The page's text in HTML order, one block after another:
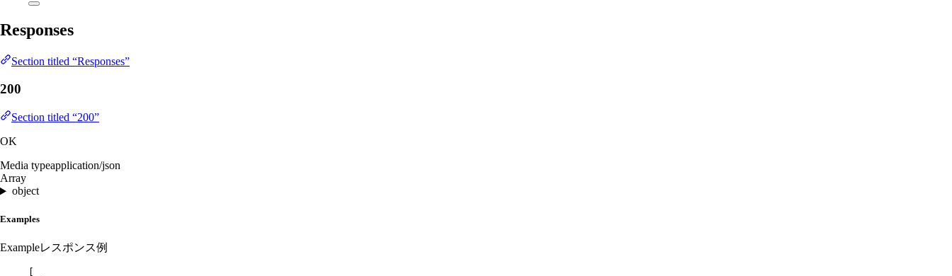
Responses
Section titled “Responses”
200
Section titled “200”
OK
Media typeapplication/json
Array
object
Examples
Exampleレスポンス例